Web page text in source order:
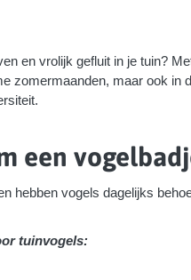
en vrolijk gefluit in je tuin?
zomermaanden, maar ook in
een
hebben vogels dagelijks
tuinvogels: